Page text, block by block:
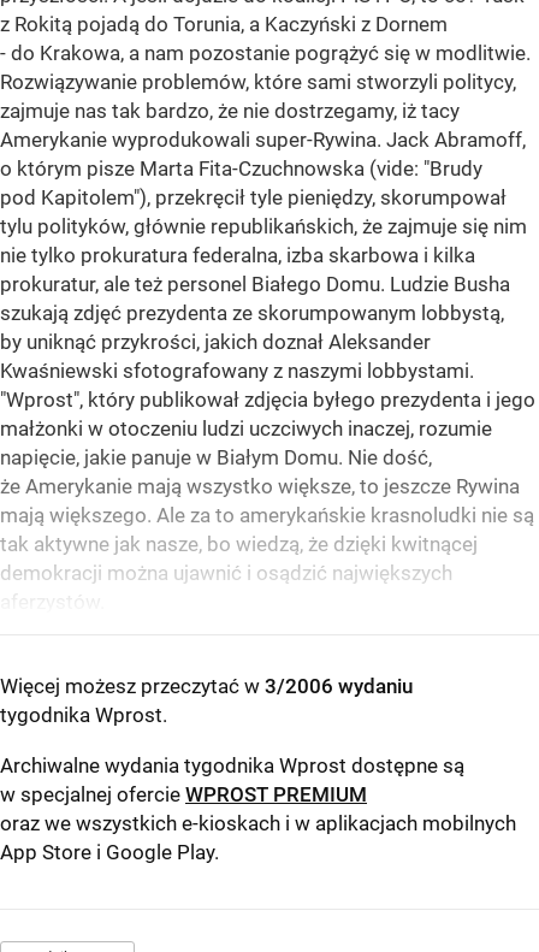
z Rokitą pojadą do Torunia, a Kaczyński z Dornem
- do Krakowa, a nam pozostanie pogrążyć się w modlitwie.
Rozwiązywanie problemów, które sami stworzyli politycy,
zajmuje nas tak bardzo, że nie dostrzegamy, iż tacy
Amerykanie wyprodukowali super-Rywina. Jack Abramoff,
o którym pisze Marta Fita-Czuchnowska (vide: "Brudy
pod Kapitolem"), przekręcił tyle pieniędzy, skorumpował
tylu polityków, głównie republikańskich, że zajmuje się nim
nie tylko prokuratura federalna, izba skarbowa i kilka
prokuratur, ale też personel Białego Domu. Ludzie Busha
szukają zdjęć prezydenta ze skorumpowanym lobbystą,
by uniknąć przykrości, jakich doznał Aleksander
Kwaśniewski sfotografowany z naszymi lobbystami.
"Wprost", który publikował zdjęcia byłego prezydenta i jego
małżonki w otoczeniu ludzi uczciwych inaczej, rozumie
napięcie, jakie panuje w Białym Domu. Nie dość,
że Amerykanie mają wszystko większe, to jeszcze Rywina
mają większego. Ale za to amerykańskie krasnoludki nie są
tak aktywne jak nasze, bo wiedzą, że dzięki kwitnącej
demokracji można ujawnić i osądzić największych
aferzystów.
Więcej możesz przeczytać w 3/2006 wydaniu
tygodnika Wprost.
Archiwalne wydania tygodnika Wprost dostępne są
w specjalnej ofercie WPROST PREMIUM
oraz we wszystkich e-kioskach i w aplikacjach mobilnych
App Store i Google Play.